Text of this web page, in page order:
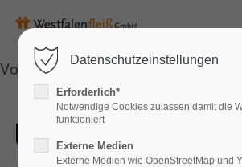
Vorlesen
Datenschutzeinstellungen
Erforderlich*
Notwendige Cookies zulassen damit die
funktioniert
Externe Medien
Externe Medien wie OpenStreetMap und